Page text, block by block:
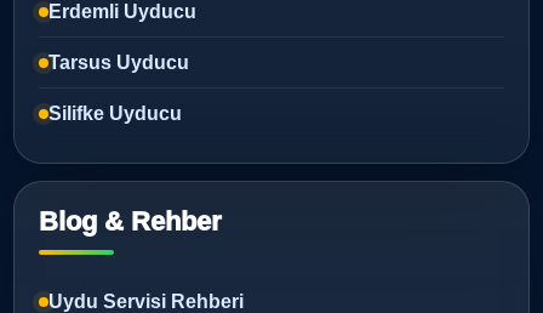
Erdemli Uyducu
Tarsus Uyducu
Silifke Uyducu
Blog & Rehber
Uydu Servisi Rehberi